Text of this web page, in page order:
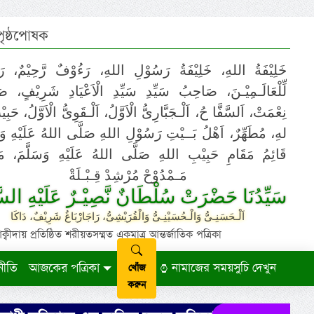
خَلِيْفَةُ اللهِ، خَلِيْفَةُ رَسُوْلِ اللهِ، رَءُوْفٌ رَّحِيْمٌ،
لِّلْعَالَـمِيْـنَ، صَاحِبُ سَيِّدِ سَيِّدِ الْاَعْيَادِ شَرِيْفٍ،
نِعْمَتْ، اَلسَّفَّا حُ، اَلْـجَبَّارِىُّ الْاَوَّلُ، اَلْـقَوِىُّ الْاَوَّلُ،
لهِ، مُطَهِّرٌ، اَهْلُ بَــيْتِ رَسُوْلِ اللهِ صَلَّى اللهُ عَلَيْهِ
قَائِمُ مَقَامِ حَبِيْبِ اللهِ صَلَّى اللهُ عَلَيْهِ وَسَلَّمَ،
مَـمْدُوْحْ مُرْشِدْ قِـبْـلَةْ
سَيِّدُنَا حَضْرَتْ سُلْطَانٌ نَّصِيْـرٌ عَلَيْهِ
اَلْـحَسَنِـىُّ وَالْـحُسَيْنِـىُّ وَالْقُرَيْشِىُّ، رَاجَارْبَاغُ شَرِيْفٌ، دَاكَا
প্রতিষ্ঠিত শরীয়তসম্মত একমাত্র আন্তর্জাতিক পত্রিকা
আজকের পত্রিকা
খোঁজ
করুন
নামাজের সময়সুচি দেখুন